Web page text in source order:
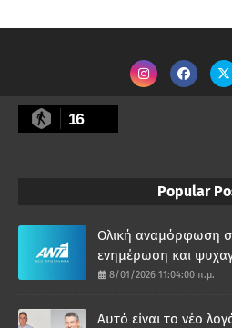
16
Popular
Ολική αναμόρφωση
ενημέρωση και
8/01/2026 11:04:00 π.μ.
Αυτό είναι το νέο